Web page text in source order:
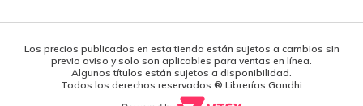
Los precios publicados en esta tienda están sujetos a cambios sin
previo aviso y solo son aplicables para ventas en línea.
Algunos títulos están sujetos a disponibilidad.
Todos los derechos reservados ® Librerías Gandhi